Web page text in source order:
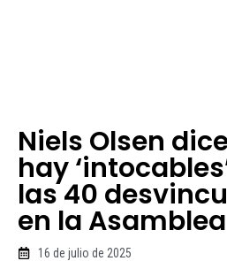
Niels Olsen
hay
las 40
en la Asamblea
16 de julio de 2025